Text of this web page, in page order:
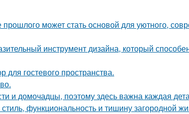
может стать основой для уютного,
инструмент дизайна, который
гостевого пространства.
и домочадцы, поэтому здесь важна каждая
функциональность и тишину загородной